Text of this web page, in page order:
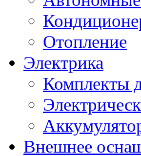
Отопление
Электрика
Комплекты
Внешнее